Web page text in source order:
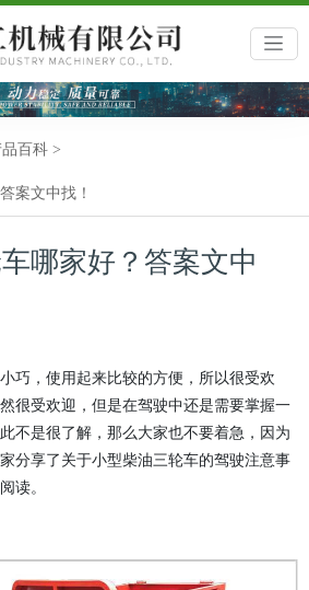
品百科>
案文中找！
哪家好？答案文中
巧，使用起来比较的方便，所以很受欢
很受欢迎，但是在驾驶中还是需要掌握一
不是很了解，那么大家也不要着急，因为
分享了关于小型柴油三轮车的驾驶注意事
读。